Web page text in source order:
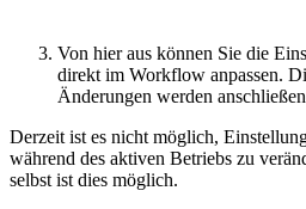
Von hier aus können Sie die
direkt im Workflow anpassen.
Änderungen werden
Derzeit ist es nicht möglich,
während des aktiven Betriebs zu
selbst ist dies möglich.